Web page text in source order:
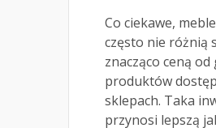
Co ciekawe,
często nie różnią
znacząco ceną
produktów
sklepach. Taka
przynosi lepszą